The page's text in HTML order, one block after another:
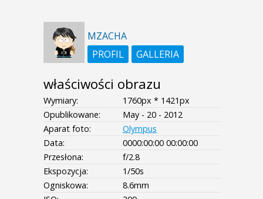
MZACHA
PROFIL
GALLERIA
właściwości obrazu
Wymiary:
1760px * 1421px
Opublikowane:
May - 20 - 2012
Aparat foto:
Olympus
Data:
0000:00:00 00:00:00
Przesłona:
f/2.8
Ekspozycja:
1/50s
Ogniskowa:
8.6mm